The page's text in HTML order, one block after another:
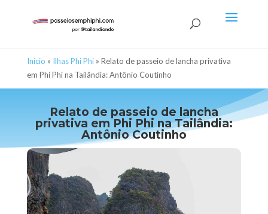
Início » Ilhas Phi Phi» Relato de passeio de lancha privativa
em Phi Phi na Tailândia: Antônio Coutinho
Relato de passeio de lancha
privativa em Phi Phi na Tailândia:
Antônio Coutinho